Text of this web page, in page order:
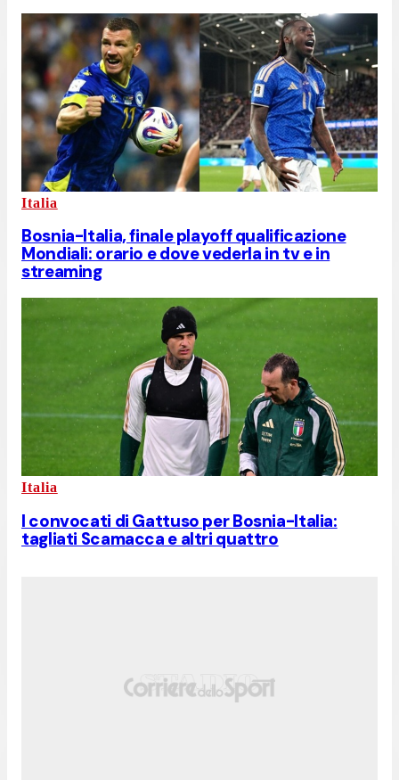
Italia
Bosnia-Italia, finale playoff qualificazione
Mondiali: orario e dove vederla in tv e in
streaming
Italia
I convocati di Gattuso per Bosnia-Italia:
tagliati Scamacca e altri quattro